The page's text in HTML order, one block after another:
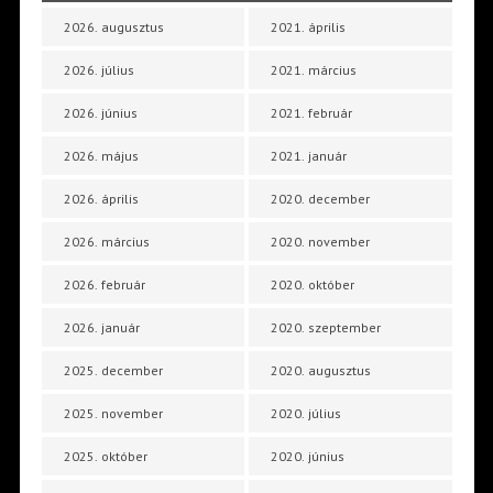
2026. augusztus
2026. július
2026. június
2026. május
2026. április
2026. március
2026. február
2026. január
2025. december
2025. november
2025. október
2021. április
2021. március
2021. február
2021. január
2020. december
2020. november
2020. október
2020. szeptember
2020. augusztus
2020. július
2020. június